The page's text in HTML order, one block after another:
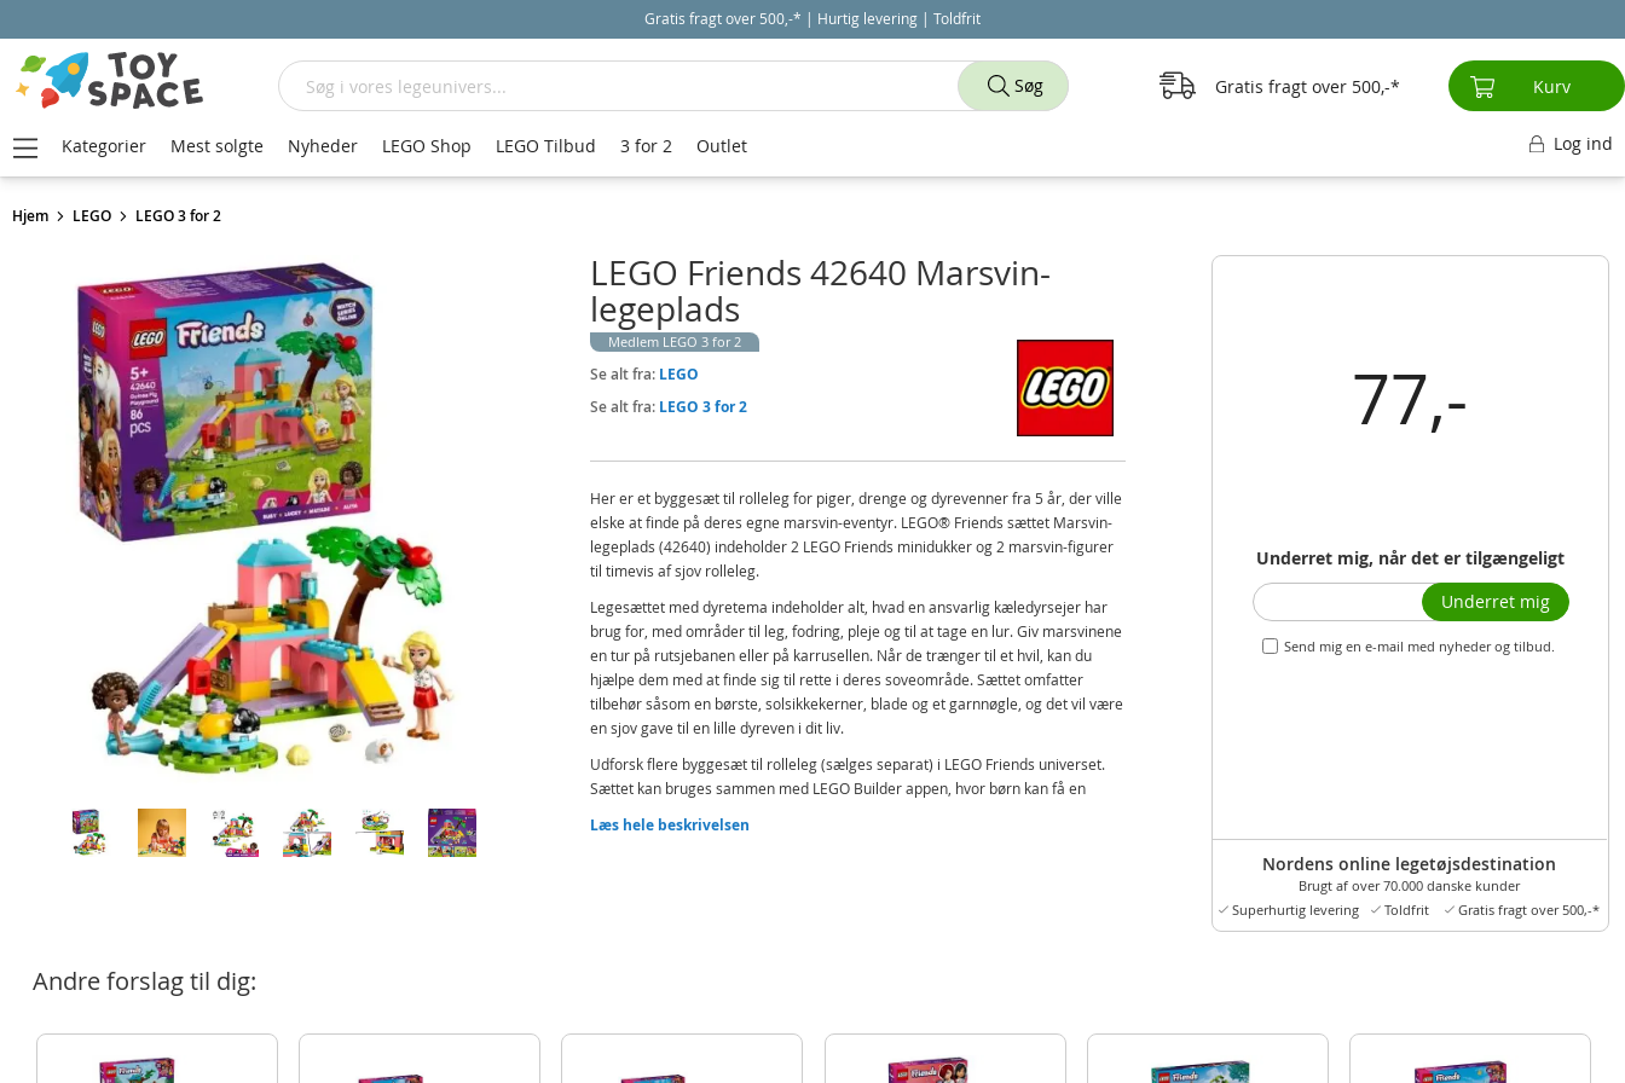
Gratis fragt over 500,-* | Hurtig levering | Toldfrit
Hjem LEGO LEGO 3 for 2
77,-
Underret mig, når det er tilgængeligt
Send mig en e-mail med nyheder og tilbud.
Underret mig
Nordens online legetøjsdestination
Brugt af over 70.000 danske kunder
Superhurtig levering
Toldfrit Gratis fragt over 500,-*
LEGO Friends 42640 Marsvin-
legeplads
Medlem LEGO 3 for 2
Se alt fra: LEGO
Se alt fra: LEGO 3 for 2
Her er et byggesæt til rolleleg for piger, drenge og dyrevenner fra 5 år, der ville
elske at finde på deres egne marsvin-eventyr. LEGO® Friends sættet Marsvin-
legeplads (42640) indeholder 2 LEGO Friends minidukker og 2 marsvin-figurer
til timevis af sjov rolleleg.
Legesættet med dyretema indeholder alt, hvad en ansvarlig kæledyrsejer har
brug for, med områder til leg, fodring, pleje og til at tage en lur. Giv marsvinene
en tur på rutsjebanen eller på karrusellen. Når de trænger til et hvil, kan du
hjælpe dem med at finde sig til rette i deres soveområde. Sættet omfatter
tilbehør såsom en børste, solsikkekerner, blade og et garnnøgle, og det vil være
en sjov gave til en lille dyreven i dit liv.
Udforsk flere byggesæt til rolleleg (sælges separat) i LEGO Friends universet.
Sættet kan bruges sammen med LEGO Builder appen, hvor børn kan få en
sæt og holder styr på, hvor langt de er kommet, i takt med at de bygger.
dette legetøj, som styrker sociale og følelsesmæssige færdigheder, når børn
Læs hele beskrivelsen
Andre forslag til dig:
Søg
Søg Gratis fragt over 500,- Kurv
Kategorier Mest solgte Nyheder LEGO Shop LEGO Tilbud 3 for 2 Outlet Log ind